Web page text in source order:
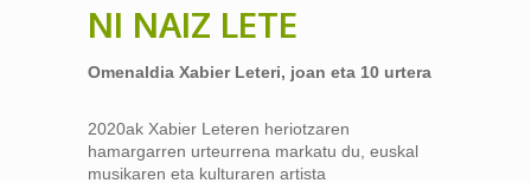
NI NAIZ LETE
Omenaldia Xabier Leteri, joan eta 10 urtera
2020ak Xabier Leteren heriotzaren
hamargarren urteurrena markatu du, euskal
musikaren eta kulturaren artista